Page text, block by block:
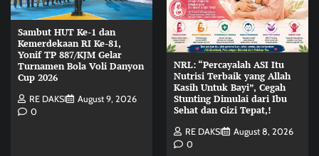
Sambut HUT Ke-1 dan
Kemerdekaan RI Ke-81,
Yonif TP 887/KJM Gelar
Turnamen Bola Voli Danyon
Cup 2026
RE DAKSI
August 9, 2026
0
NRL: “Percayalah ASI Itu
Nutrisi Terbaik yang Allah
Kasih Untuk Bayi”, Cegah
Stunting Dimulai dari Ibu
Sehat dan Gizi Tepat,!
RE DAKSI
August 8, 2026
0